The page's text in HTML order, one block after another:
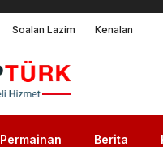
Soalan Lazim Kenalan
Permainan Berita